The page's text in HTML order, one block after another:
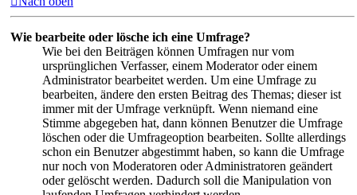
Wie bearbeite oder lösche ich eine Umfrage?
Wie bei den Beiträgen können Umfragen nur vom
ursprünglichen Verfasser, einem Moderator oder einem
Administrator bearbeitet werden. Um eine Umfrage zu
bearbeiten, ändere den ersten Beitrag des Themas; dieser ist
immer mit der Umfrage verknüpft. Wenn niemand eine
Stimme abgegeben hat, dann können Benutzer die Umfrage
löschen oder die Umfrageoption bearbeiten. Sollte allerdings
schon ein Benutzer abgestimmt haben, so kann die Umfrage
nur noch von Moderatoren oder Administratoren geändert
oder gelöscht werden. Dadurch soll die Manipulation von